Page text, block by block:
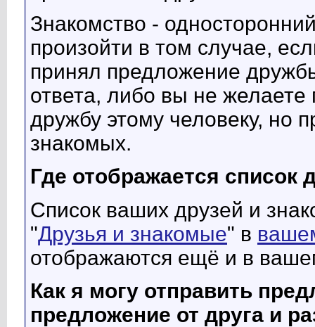
Знакомство -
произойти в том случае,
принял предложение
ответа, либо вы не
дружбу этому человеку, но
знакомых.
Где отображается список
Список ваших друзей и
"Друзья и знакомые" в
отображаются ещё и в
Как я могу отправить
предложение от друга и